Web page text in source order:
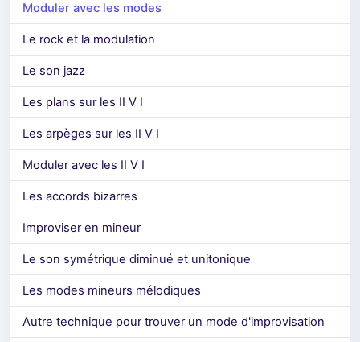
Moduler avec les modes
Le rock et la modulation
Le son jazz
Les plans sur les II V I
Les arpèges sur les II V I
Moduler avec les II V I
Les accords bizarres
Improviser en mineur
Le son symétrique diminué et unitonique
Les modes mineurs mélodiques
Autre technique pour trouver un mode d'improvisation